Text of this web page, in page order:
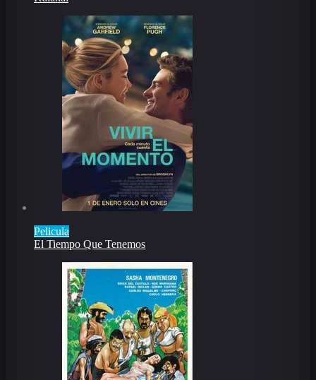
Pelicula
El Tiempo Que Tenemos